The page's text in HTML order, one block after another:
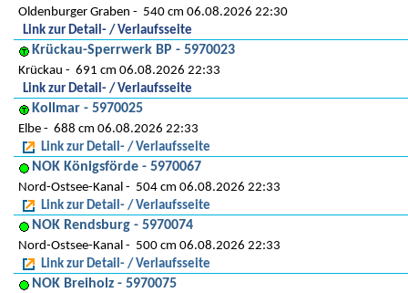
Oldenburger Graben
540 cm 06.08.2026 22:30
Link zur Detail- / Verlaufsseite
Krückau-Sperrwerk BP - 5970023
Krückau
691 cm 06.08.2026 22:33
Link zur Detail- / Verlaufsseite
Kollmar - 5970025
Elbe
688 cm 06.08.2026 22:33
Link zur Detail- / Verlaufsseite
NOK Königsförde - 5970067
Nord-Ostsee-Kanal
504 cm 06.08.2026 22:33
Link zur Detail- / Verlaufsseite
NOK Rendsburg - 5970074
Nord-Ostsee-Kanal
500 cm 06.08.2026 22:33
Link zur Detail- / Verlaufsseite
NOK Breiholz - 5970075